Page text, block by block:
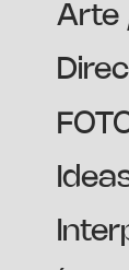
Arte